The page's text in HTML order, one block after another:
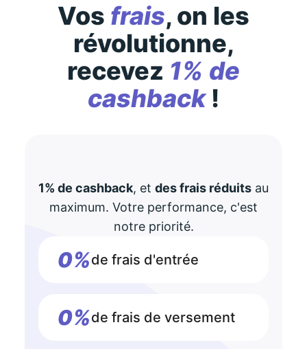
Vos frais, on les
révolutionne,
recevez 1% de
cashback!
1% de cashback, et des frais réduits au
maximum. Votre performance, c'est
notre priorité.
0%de frais d'entrée
0%de frais de versement